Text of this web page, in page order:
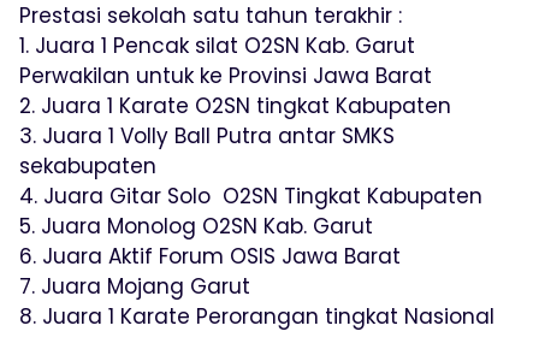
Prestasi sekolah satu tahun terakhir :
1. Juara 1 Pencak silat O2SN Kab. Garut
Perwakilan untuk ke Provinsi Jawa Barat
2. Juara 1 Karate O2SN tingkat Kabupaten
3. Juara 1 Volly Ball Putra antar SMKS
sekabupaten
4. Juara Gitar Solo O2SN Tingkat Kabupaten
5. Juara Monolog O2SN Kab. Garut
6. Juara Aktif Forum OSIS Jawa Barat
7. Juara Mojang Garut
8. Juara 1 Karate Perorangan tingkat Nasional